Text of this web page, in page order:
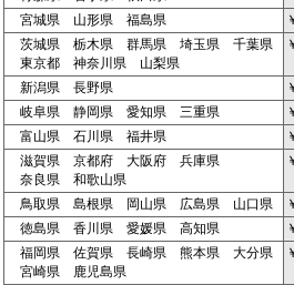
宮城県 山形県 福島県
茨城県 栃木県 群馬県 埼玉県 千葉県
東京都 神奈川県 山梨県
新潟県 長野県
岐阜県 静岡県 愛知県 三重県
富山県 石川県 福井県
滋賀県 京都府 大阪府 兵庫県
奈良県 和歌山県
鳥取県 島根県 岡山県 広島県 山口県
徳島県 香川県 愛媛県 高知県
福岡県 佐賀県 長崎県 熊本県 大分県
宮崎県 鹿児島県